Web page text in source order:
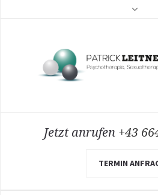
Jetzt anrufen +43
TERMIN